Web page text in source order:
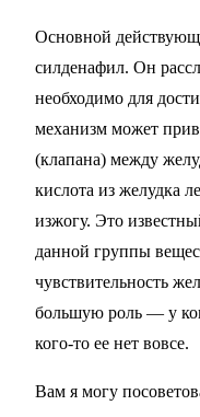
Основной
силденафил. Он
необходимо для
механизм может
(клапана) между
кислота из желудка
изжогу. Это
данной группы
чувствительность
большую роль — у
кого-то ее нет вовсе.
Вам я могу